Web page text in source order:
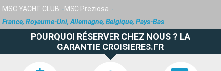
MSC YACHT CLUB
MSC Preziosa
France, Royaume-Uni, Allemagne, Belgique, Pays-Bas
POURQUOI RÉSERVER CHEZ NOUS ? LA
GARANTIE CROISIERES.FR